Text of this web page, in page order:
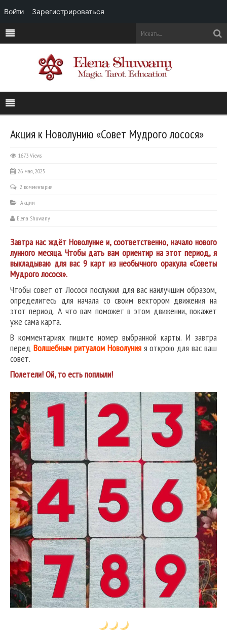
Акция к Новолунию «Совет Мудрого лосося»
1673 Views
26 мая, 2025
2 комментария
Акции
Elena Shuwany
Завтра нас ждёт Новолуние и, соответственно, начало нового
лунного месяца. Чтобы дать вам ориентир на этот период, я
выкладываю для вас 9 карт из необычного оракула «Советы
Мудрого лосося».
Чтобы совет от Лосося послужил для вас наилучшим образом,
определитесь для начала со своим вектором движения на
этот период. А что вам поможет в этом движении, покажет
уже сама карта.
В комментариях пишите номер выбранной карты. И завтра
перед Волшебным ритуалом Новолунияя открою для вас ваш
совет.
Полетели! Ой, то есть поплыли!
Войти Зарегистрироваться